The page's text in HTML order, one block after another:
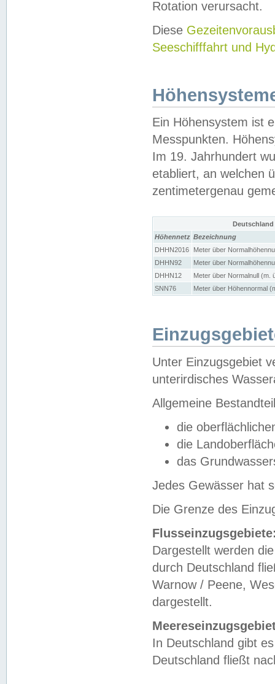
Rotation verursacht.
Diese
Seeschifffahrt und
Ein Höhensystem ist
Messpunkten.
Im 19. Jahrhundert
etabliert, an welchen
zentimetergenau
Höhennetz Bezeichnung
DHHN2016
Meter über
DHHN92
Meter über
DHHN12
Meter über Normalnull (m.
SNN76
Meter über Höhennormal
Unter Einzugsgebiet
unterirdisches
Allgemeine
die
die
das
Jedes Gewässer hat
Die Grenze des
Dargestellt werden
durch Deutschland
Warnow / Peene,
dargestellt.
In Deutschland gibt
Deutschland fließt